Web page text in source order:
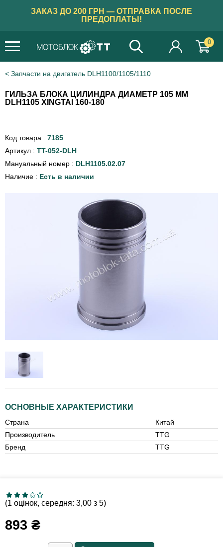
ЗАКАЗ ДО 200 ГРН — ОТПРАВКА ПОСЛЕ
ПРЕДОПЛАТЫ!
0
Запчасти на двигатель DLH1100/1105/1110
ГИЛЬЗА БЛОКА ЦИЛИНДРА ДИАМЕТР 105 ММ
DLH1105 XINGTAI 160-180
Код товара : 7185
Артикул : TT-052-DLH
Мануальный номер : DLH1105.02.07
Наличие : Есть в наличии
ОСНОВНЫЕ ХАРАКТЕРИСТИКИ
Страна
Китай
Производитель
TTG
Бренд
TTG
(1 оцінок, середня: 3,00 з 5)
893 ₴